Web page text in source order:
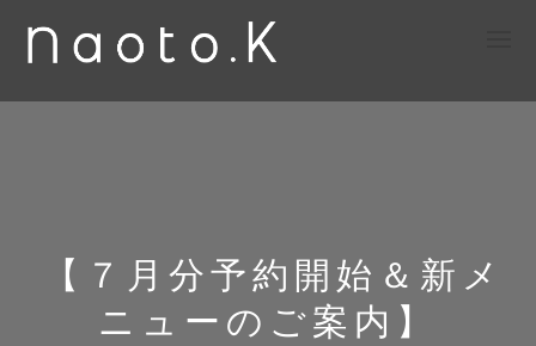
【７月分予約開始＆新メ
ニューのご案内】